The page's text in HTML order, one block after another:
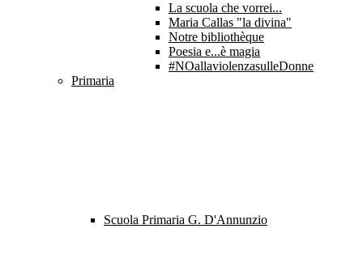
La scuola che vorrei...
Maria Callas "la divina"
Notre bibliothèque
Poesia e...è magia
#NOallaviolenzasulleDonne
Primaria
Scuola Primaria G. D'Annunzio